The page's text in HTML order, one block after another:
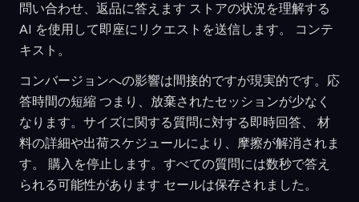
問い合わせ、返品に答えます ストアの状況を理解する
AI を使用して即座にリクエストを送信します。 コンテ
キスト。
コンバージョンへの影響は間接的ですが現実的です。応
答時間の短縮 つまり、放棄されたセッションが少なく
なります。サイズに関する質問に対する即時回答、 材
料の詳細や出荷スケジュールにより、摩擦が解消されま
す。 購入を停止します。すべての質問には数秒で答え
られる可能性があります セールは保存されました。